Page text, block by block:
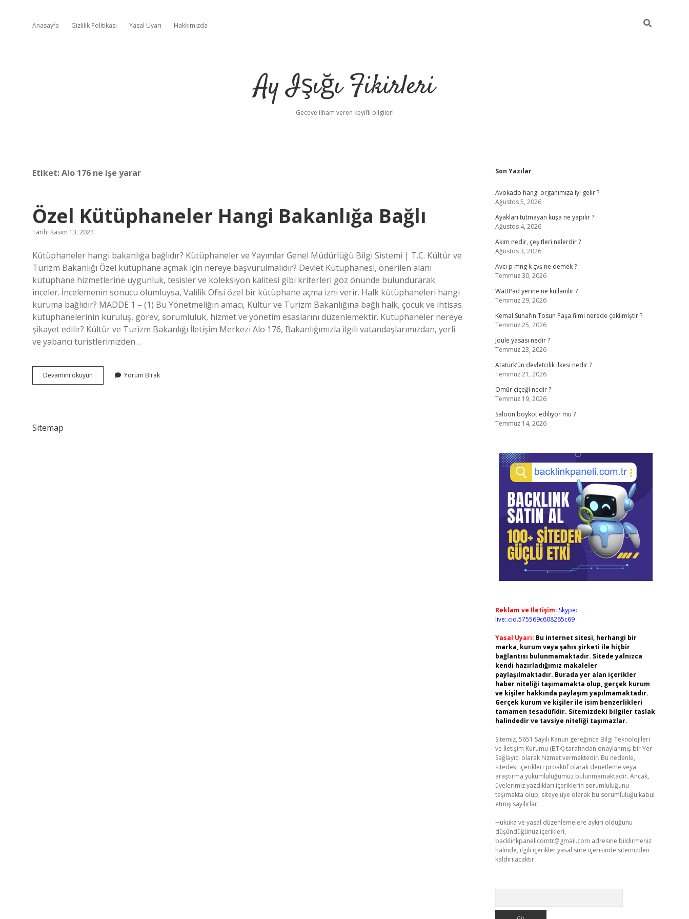
Anasayfa Gizlilik Politikası Yasal Uyarı Hakkımızda
Ay Işığı Fikirleri
Geceye ilham veren keyifli bilgiler!
Etiket:Alo 176 ne işe yarar
Özel Kütüphaneler Hangi Bakanlığa Bağlı
Tarih: Kasım 13, 2024
Kütüphaneler hangi bakanlığa bağlıdır? Kütüphaneler ve Yayımlar Genel Müdürlüğü Bilgi Sistemi | T.C. Kültür ve
Turizm Bakanlığı Özel kütüphane açmak için nereye başvurulmalıdır? Devlet Kütüphanesi, önerilen alanı
kütüphane hizmetlerine uygunluk, tesisler ve koleksiyon kalitesi gibi kriterleri göz önünde bulundurarak
inceler. İncelemenin sonucu olumluysa, Valilik Ofisi özel bir kütüphane açma izni verir. Halk kütüphaneleri hangi
kuruma bağlıdır? MADDE 1 – (1) Bu Yönetmeliğin amacı, Kültür ve Turizm Bakanlığına bağlı halk, çocuk ve ihtisas
kütüphanelerinin kuruluş, görev, sorumluluk, hizmet ve yönetim esaslarını düzenlemektir. Kütüphaneler nereye
şikayet edilir? Kültür ve Turizm Bakanlığı İletişim Merkezi Alo 176, Bakanlığımızla ilgili vatandaşlarımızdan, yerli
ve yabancı turistlerimizden…
Devamını okuyun
Kütüphaneler
Yorum Bırak
Sitemap
Sidebar
Son Yazılar
Avokado hangi organımıza iyi gelir ?
Ağustos 5, 2026
Ayakları tutmayan kuşa ne yapılır ?
Ağustos 4, 2026
Akım nedir, çeşitleri nelerdir ?
Ağustos 3, 2026
Avcı p mng k çvş ne demek ?
Temmuz 30, 2026
WattPad yerine ne kullanılır ?
Temmuz 29, 2026
Kemal Sunal’ın Tosun Paşa filmi nerede çekilmiştir ?
Temmuz 25, 2026
Joule yasası nedir ?
Temmuz 23, 2026
Atatürk’ün devletcilik ilkesi nedir ?
Temmuz 21, 2026
Ömür çiçeği nedir ?
Temmuz 19, 2026
Saloon boykot ediliyor mu ?
Temmuz 14, 2026
Reklam ve İletişim: Skype:
live:.cid.575569c608265c69
Yasal Uyarı: Bu internet sitesi, herhangi bir
marka, kurum veya şahıs şirketi ile hiçbir
bağlantısı bulunmamaktadır. Sitede yalnızca
kendi hazırladığımız makaleler
paylaşılmaktadır. Burada yer alan içerikler
haber niteliği taşımamakta olup, gerçek kurum
ve kişiler hakkında paylaşım yapılmamaktadır.
Gerçek kurum ve kişiler ile isim benzerlikleri
tamamen tesadüfidir. Sitemizdeki bilgiler taslak
halindedir ve tavsiye niteliği taşımazlar.
Sitemiz, 5651 Sayılı Kanun gereğince Bilgi Teknolojileri
ve İletişim Kurumu (BTK) tarafından onaylanmış bir Yer
Sağlayıcı olarak hizmet vermektedir. Bu nedenle,
sitedeki içerikleri proaktif olarak denetleme veya
araştırma yükümlülüğümüz bulunmamaktadır. Ancak,
üyelerimiz yazdıkları içeriklerin sorumluluğunu
taşımakta olup, siteye üye olarak bu sorumluluğu kabul
etmiş sayılırlar.
Hukuka ve yasal düzenlemelere aykırı olduğunu
düşündüğünüz içerikleri,
backlinkpanelicomtr@gmail.com adresine bildirmeniz
halinde, ilgili içerikler yasal süre içerisinde sitemizden
kaldırılacaktır.